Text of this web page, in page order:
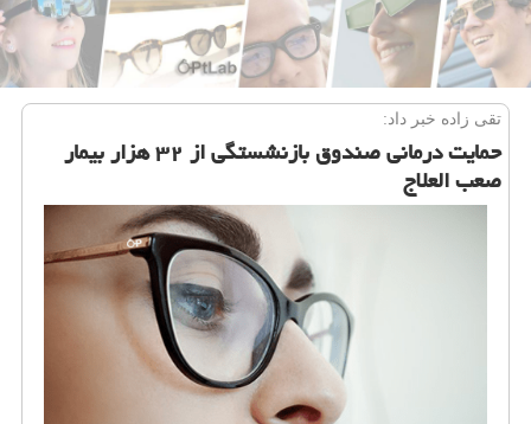
تقی زاده خبر داد:
حمایت درمانی صندوق بازنشستگی از ۳۲ هزار بیمار
صعب العلاج